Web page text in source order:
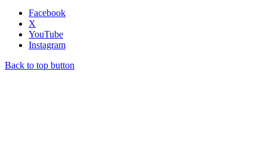
Facebook
X
YouTube
Instagram
Back to top button